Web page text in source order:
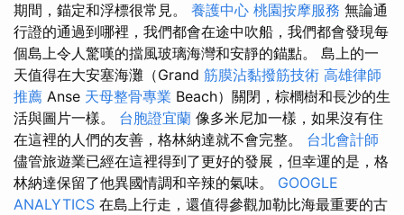
期間，錨定和浮標很常見。 養護中心 桃園按摩服務 無論通
行證的通過到哪裡，我們都會在途中吹船，我們都會發現每
個島上令人驚嘆的擋風玻璃海灣和安靜的錨點。 島上的一
天值得在大安塞海灘（Grand 筋膜沾黏撥筋技術 高雄律師
推薦 Anse 天母整骨專業 Beach）關閉，棕櫚樹和長沙的生
活與圖片一樣。 台胞證宜蘭 像多米尼加一樣，如果沒有住
在這裡的人們的友善，格林納達就不會完整。 台北會計師
儘管旅遊業已經在這裡得到了更好的發展，但幸運的是，格
林納達保留了他異國情調和辛辣的氣味。 GOOGLE
ANALYTICS 在島上行走，還值得參觀加勒比海最重要的古